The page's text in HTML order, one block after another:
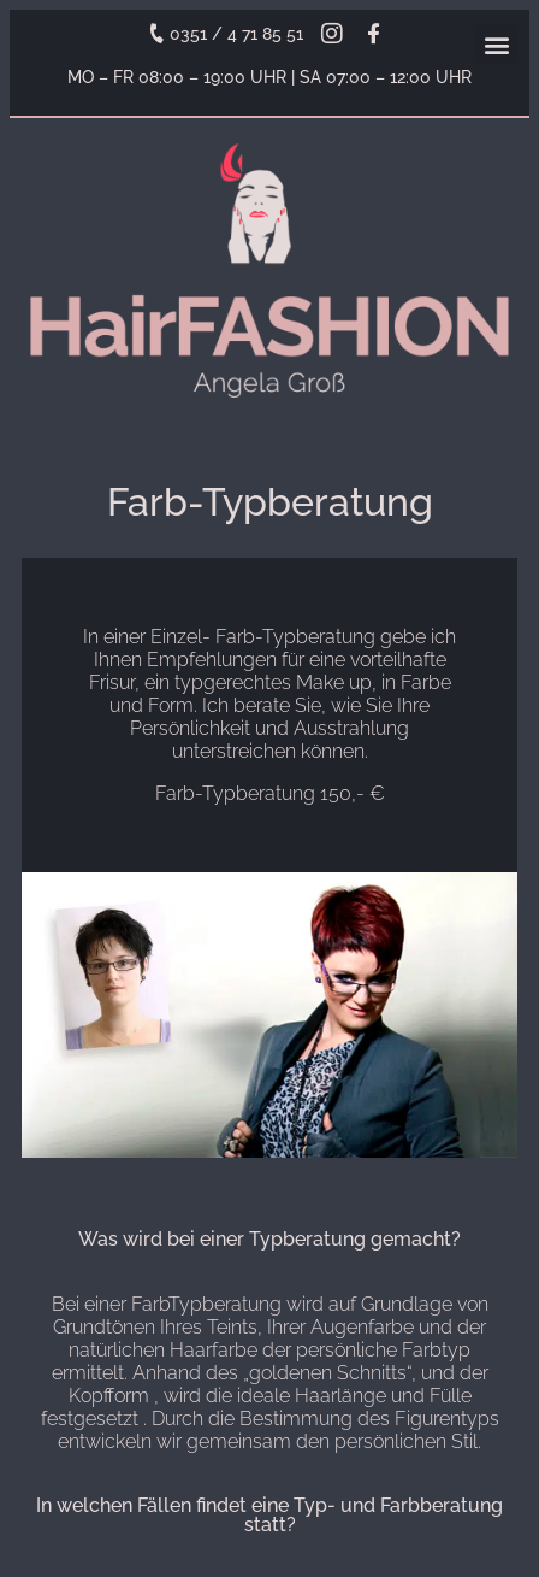
0351 / 4 71 85 51
MO – FR 08:00 – 19:00 UHR | SA 07:00 – 12:00 UHR
Farb-Typberatung
In einer Einzel- Farb-Typberatung gebe ich
Ihnen Empfehlungen für eine vorteilhafte
Frisur, ein typgerechtes Make up, in Farbe
und Form. Ich berate Sie, wie Sie Ihre
Persönlichkeit und Ausstrahlung
unterstreichen können.
Farb-Typberatung 150,- €
Was wird bei einer Typberatung gemacht?
Bei einer FarbTypberatung wird auf Grundlage von
Grundtönen Ihres Teints, Ihrer Augenfarbe und der
natürlichen Haarfarbe der persönliche Farbtyp
ermittelt. Anhand des „goldenen Schnitts“, und der
Kopfform , wird die ideale Haarlänge und Fülle
festgesetzt . Durch die Bestimmung des Figurentyps
entwickeln wir gemeinsam den persönlichen Stil.
In welchen Fällen findet eine Typ- und Farbberatung
statt?